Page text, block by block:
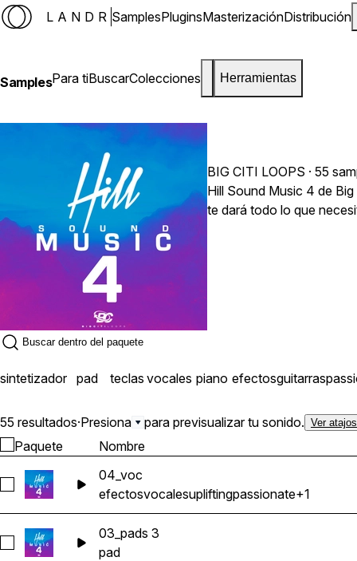
LANDR SamplesPluginsMasterizaciónDistribución
SamplesPara tiBuscarColecciones Herramientas
BIG CITI LOOPS · 55
Hill Sound Music 4 de
te dará todo lo que
sintetizador pad teclas vocales piano efectosguitarras
55 resultados·Presiona para previsualizar tu sonido. Ver
Paquete Nombre
Seleccionar 04_voc
04_voc
efectosvocalesupliftingpassionate+1
Seleccionar 03_pads 3
03_pads 3
pad